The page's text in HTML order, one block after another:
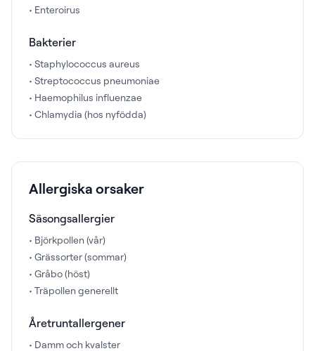
• Enteroirus
Bakterier
• Staphylococcus aureus
• Streptococcus pneumoniae
• Haemophilus influenzae
• Chlamydia (hos nyfödda)
Allergiska orsaker
Säsongsallergier
• Björkpollen (vår)
• Grässorter (sommar)
• Gråbo (höst)
• Träpollen generellt
Åretruntallergener
• Damm och kvalster